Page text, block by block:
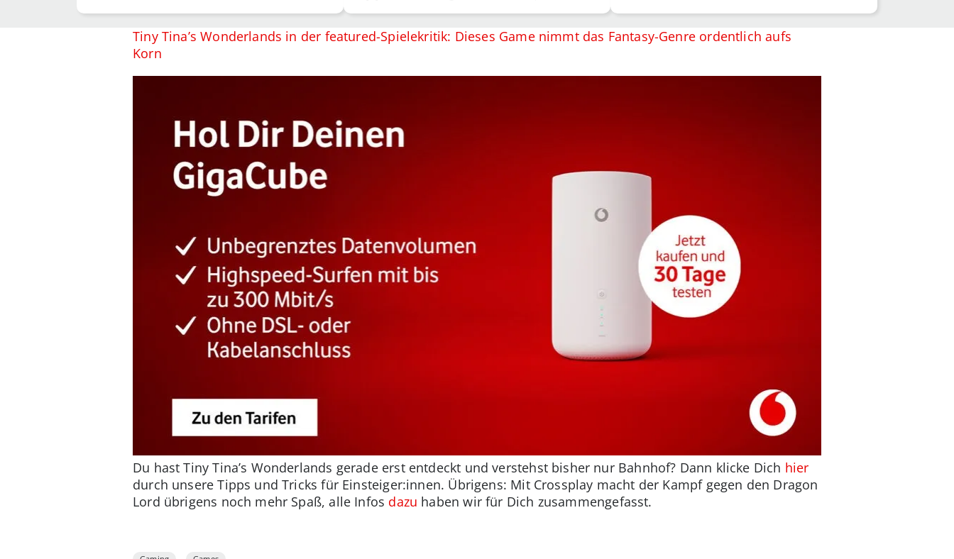
Tiny Tina’s Wonderlands in der featured-Spielekritik: Dieses Game nimmt das Fantasy-Genre ordentlich aufs
Korn
Du hast Tiny Tina’s Wonderlands gerade erst entdeckt und verstehst bisher nur Bahnhof? Dann klicke Dich hier
durch unsere Tipps und Tricks für Einsteiger:innen. Übrigens: Mit Crossplay macht der Kampf gegen den Dragon
Lord übrigens noch mehr Spaß, alle Infos dazu haben wir für Dich zusammengefasst.